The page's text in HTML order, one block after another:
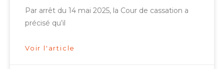
Par arrêt du 14 mai 2025, la Cour de cassation a
précisé qu’il
Voir l'article